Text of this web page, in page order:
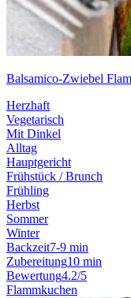
Balsamico-Zwiebel
Herzhaft
Vegetarisch
Mit Dinkel
Alltag
Hauptgericht
Frühstück / Brunch
Frühling
Herbst
Sommer
Winter
Backzeit7-9 min
Zubereitung10 min
Bewertung4.2/5
Flammkuchen